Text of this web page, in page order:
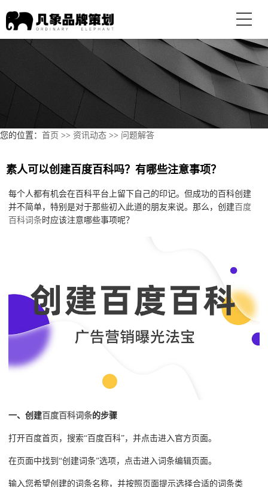
您的位置： 首页 >> 资讯动态 >> 问题解答
素人可以创建百度百科吗？有哪些注意事项？
每个人都有机会在百科平台上留下自己的印记。但成功的百科创建
并不简单，特别是对于那些初入此道的朋友来说。那么，创建百度
百科词条时应该注意哪些事项呢？
一、创建百度百科词条的步骤
打开百度首页，搜索“百度百科”，并点击进入官方页面。
在页面中找到“创建词条”选项，点击进入词条编辑页面。
输入您希望创建的词条名称，并按照页面提示选择合适的词条类